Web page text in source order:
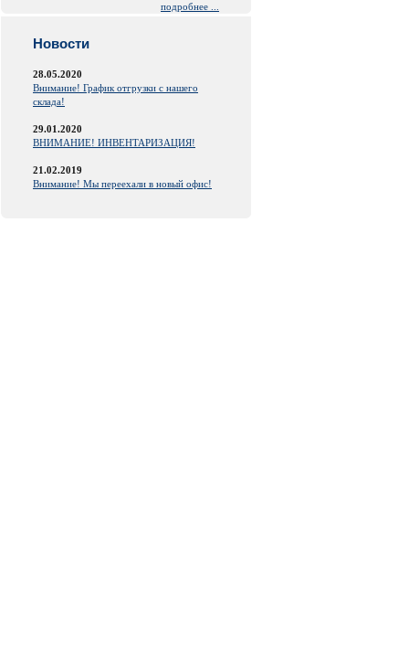
подробнее ...
Новости
28.05.2020
Внимание! График отгрузки с нашего
склада!
29.01.2020
ВНИМАНИЕ! ИНВЕНТАРИЗАЦИЯ!
21.02.2019
Внимание! Мы переехали в новый офис!